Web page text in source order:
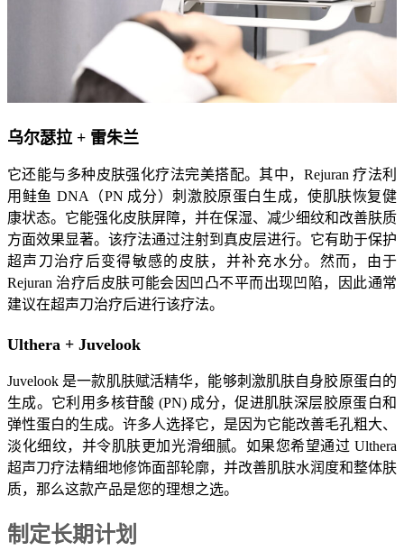
乌尔瑟拉 + 雷朱兰
它还能与多种皮肤强化疗法完美搭配。其中，Rejuran 疗法利
用鲑鱼 DNA（PN 成分）刺激胶原蛋白生成，使肌肤恢复健
康状态。它能强化皮肤屏障，并在保湿、减少细纹和改善肤质
方面效果显著。该疗法通过注射到真皮层进行。它有助于保护
超声刀治疗后变得敏感的皮肤，并补充水分。然而，由于
Rejuran 治疗后皮肤可能会因凹凸不平而出现凹陷，因此通常
建议在超声刀治疗后进行该疗法。
Ulthera + Juvelook
Juvelook 是一款肌肤赋活精华，能够刺激肌肤自身胶原蛋白的
生成。它利用多核苷酸 (PN) 成分，促进肌肤深层胶原蛋白和
弹性蛋白的生成。许多人选择它，是因为它能改善毛孔粗大、
淡化细纹，并令肌肤更加光滑细腻。如果您希望通过 Ulthera
超声刀疗法精细地修饰面部轮廓，并改善肌肤水润度和整体肤
质，那么这款产品是您的理想之选。
制定长期计划